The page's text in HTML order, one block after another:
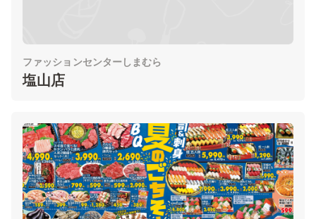
ファッションセンターしまむら
塩山店